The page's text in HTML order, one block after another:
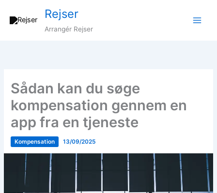
Rejser
Arrangér Rejser
Sådan kan du søge
kompensation gennem en
app fra en tjeneste
Kompensation 13/09/2025